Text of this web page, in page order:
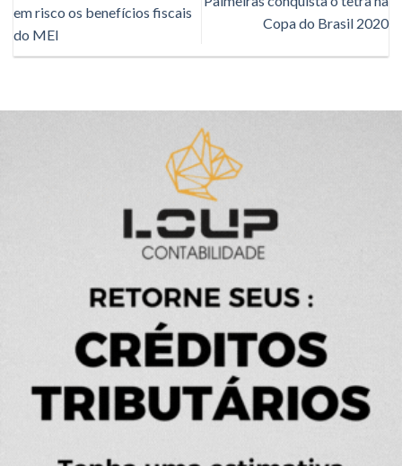
em risco os benefícios fiscais
do MEI
Copa do Brasil 2020